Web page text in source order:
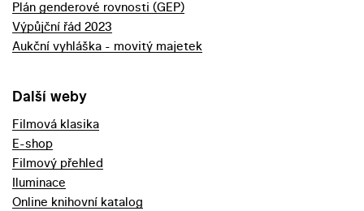
Plán genderové rovnosti (GEP)
Výpůjční řád 2023
Aukční vyhláška - movitý majetek
Další weby
Filmová klasika
E-shop
Filmový přehled
Iluminace
Online knihovní katalog